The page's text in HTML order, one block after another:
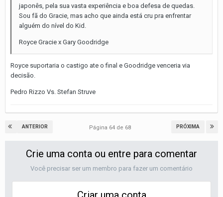
japonês, pela sua vasta experiência e boa defesa de quedas.
Sou fã do Gracie, mas acho que ainda está cru pra enfrentar
alguém do nível do Kid.
Royce Gracie x Gary Goodridge
Royce suportaria o castigo ate o final e Goodridge venceria via
decisão.
Pedro Rizzo Vs. Stefan Struve
ANTERIOR PRÓXIMA
Página 64 de 68
Crie uma conta ou entre para comentar
Você precisar ser um membro para fazer um comentário